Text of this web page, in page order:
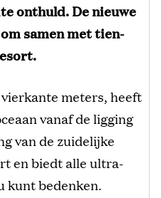
onthuld. De nieuwe
samen met tien-
meters, heeft
vanaf de ligging
van de zuidelijke
en biedt alle ultra-
kunt bedenken.